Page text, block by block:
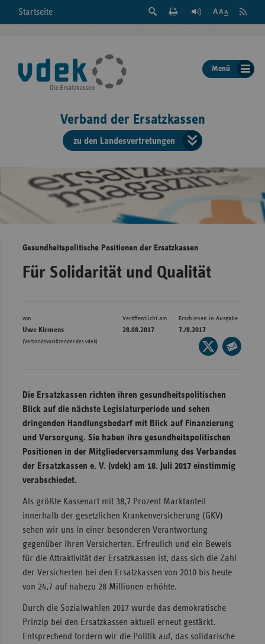
Startseite
Suche
der
Seite
Feed
Menü
Verband der Ersatzkassen
zu den Landesvertretungen
der
Gesundheitspolitische Positionen der Ersatzkassen
Für Solidarität und Qualität
von
Uwe Klemens
(Verbandsvorsitzender des vdek)
Veröffentlicht am
28.08.2017
Erschienen in Ausgabe
7./8.2017
Seite
auf
Die Ersatzkassen richten ihren gesundheitspolitischen
Blick auf die nächste Legislaturperiode und sehen
dringenden Handlungsbedarf mit Blick auf Finanzierung
und Versorgung. Sie haben ihre gesundheitspolitischen
Positionen in der Mitgliederversammlung des Verbandes
der Ersatzkassen e. V. (vdek) am 18. Juli 2017 einstimmig
verabschiedet.
Als größte Kassenart mit 38,7 Prozent Marktanteil
innerhalb der gesetzlichen Krankenversicherung (GKV)
sehen wir uns in einer besonderen Verantwortung
gegenüber ihren Versicherten. Erfreulich und ein Beweis
für die Attraktivität der Ersatzkassen ist, dass sich die Zahl
der Versicherten bei den Ersatzkassen von 2010 bis heute
von 24,7 auf nahezu 28 Millionen erhöhte.
Durch die Sozialwahlen 2017 wurde das demokratische
Prinzip bei den Ersatzkassen aktuell erneut gestärkt.
Entsprechend fordern wir die Politik auf, das solidarische